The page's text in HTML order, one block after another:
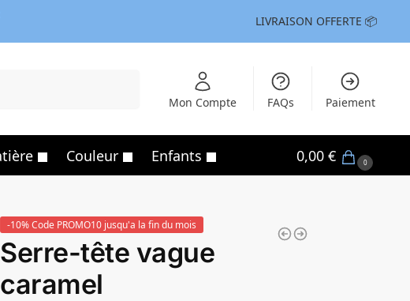
LIVRAISON OFFERTE 📦
Mon Compte FAQs Paiement
Couleur Enfants 0,00€ 0
-10% Code PROMO10 jusqu'a la fin du mois
Serre-tête vague
caramel